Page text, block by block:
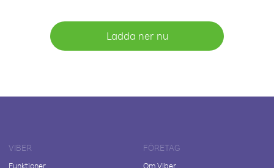
Ladda ner nu
VIBER
Funktioner
FÖRETAG
Om Viber